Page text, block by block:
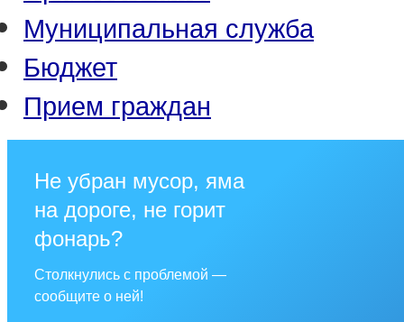
Муниципальная служба
Бюджет
Прием граждан
Не убран мусор, яма
на дороге, не горит
фонарь?
Столкнулись с проблемой —
сообщите о ней!